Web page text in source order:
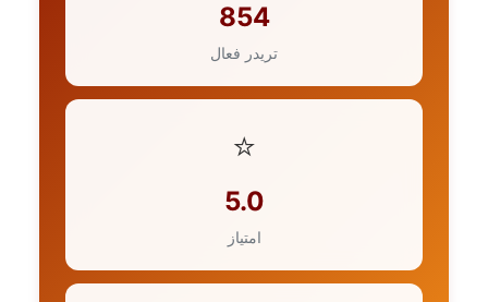
854
تریدر فعال
⭐
5.0
امتیاز